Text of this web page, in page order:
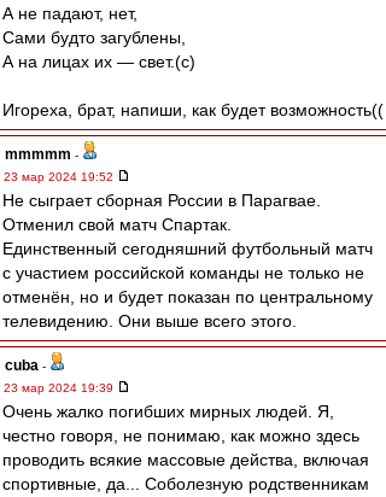
А не падают, нет,
Сами будто загублены,
А на лицах их — свет.(c)
Игореха, брат, напиши, как будет возможность((
mmmmm -
23 мар 2024 19:52
Не сыграет сборная России в Парагвае.
Отменил свой матч Спартак.
Единственный сегодняшний футбольный матч
с участием российской команды не только не
отменён, но и будет показан по центральному
телевидению. Они выше всего этого.
cuba -
23 мар 2024 19:39
Очень жалко погибших мирных людей. Я,
честно говоря, не понимаю, как можно здесь
проводить всякие массовые действа, включая
спортивные, да... Соболезную родственникам